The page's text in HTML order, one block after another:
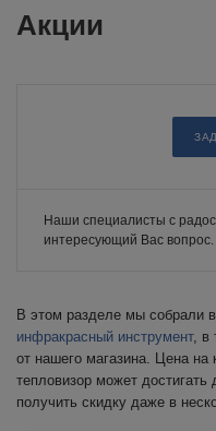
Акции
Наши специалисты с
интересующий Вас вопрос.
В этом разделе мы собрали
инфракрасный инструмент, в
от нашего магазина. Цена
тепловизор может
получить скидку даже в